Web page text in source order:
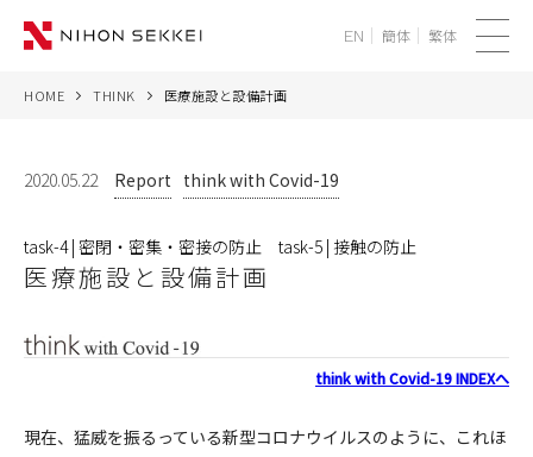
SERVICES
PROJECTS
NEWS
EN 簡体 繁体
HOME THINK 医療施設と設備計画
2020.05.22 Report think with Covid-19
task-4 | 密閉・密集・密接の防止 task-5 | 接触の防止
医療施設と設備計画
think with Covid-19 INDEXへ
現在、猛威を振るっている新型コロナウイルスのように、これほ